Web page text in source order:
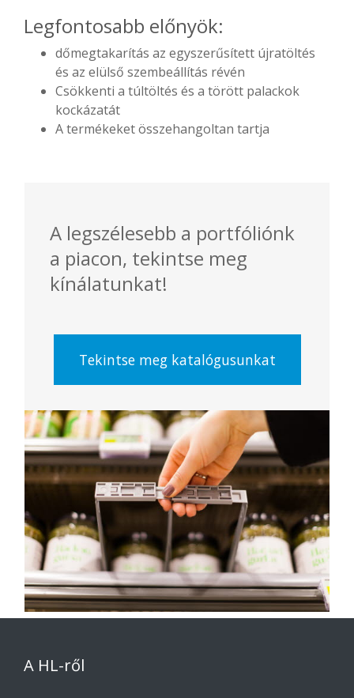
Legfontosabb előnyök:
dőmegtakarítás az egyszerűsített újratöltés
és az elülső szembeállítás révén
Csökkenti a túltöltés és a törött palackok
kockázatát
A termékeket összehangoltan tartja
A legszélesebb a portfóliónk
a piacon, tekintse meg
kínálatunkat!
Tekintse meg katalógusunkat
A HL-ről